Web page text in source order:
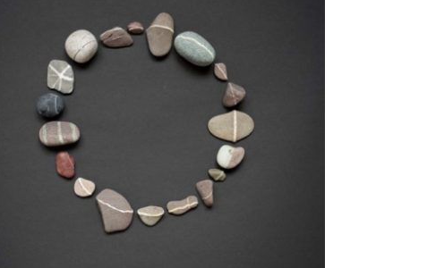
Våre tjenester
Enigma
Våre ansatte